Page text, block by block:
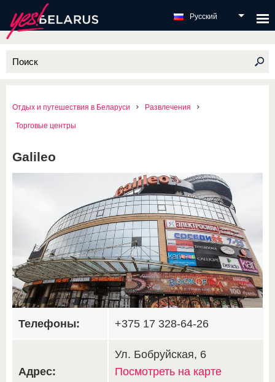
Русский
Отдых и путешествия в Беларуси Развлечения
Торговые центры
Galileo
Телефоны: +375 17 328-64-26
Адрес:
Ул. Бобруйская, 6
Посмотреть на карте